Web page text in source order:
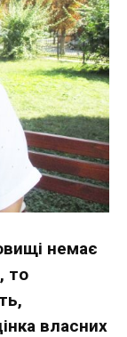
немає
то
власних